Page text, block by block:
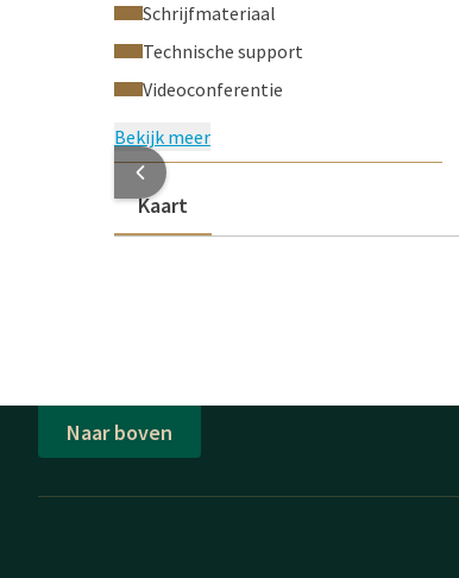
Schrijfmateriaal
Technische support
Videoconferentie
Bekijk meer
Kaart
Naar boven